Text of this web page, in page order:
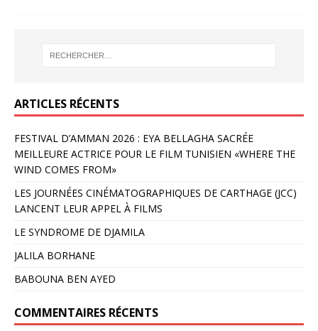
ARTICLES RÉCENTS
FESTIVAL D’AMMAN 2026 : EYA BELLAGHA SACRÉE
MEILLEURE ACTRICE POUR LE FILM TUNISIEN «WHERE THE
WIND COMES FROM»
LES JOURNÉES CINÉMATOGRAPHIQUES DE CARTHAGE (JCC)
LANCENT LEUR APPEL À FILMS
LE SYNDROME DE DJAMILA
JALILA BORHANE
BABOUNA BEN AYED
COMMENTAIRES RÉCENTS